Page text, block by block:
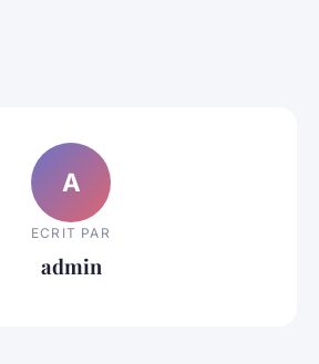
A
ECRIT PAR
admin